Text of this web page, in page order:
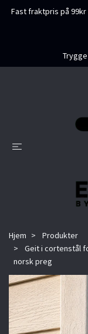
Fast fraktpris på
Hjem
Produkter
Geit i cortenstål
norsk preg